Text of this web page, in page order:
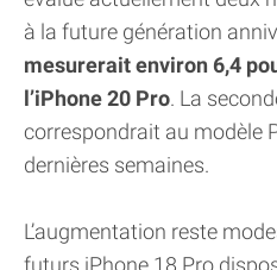
à la future génération
mesurerait environ 6,4
l’iPhone 20 Pro. La
correspondrait au modèle
dernières semaines.
L’augmentation reste
futurs iPhone 18 Pro